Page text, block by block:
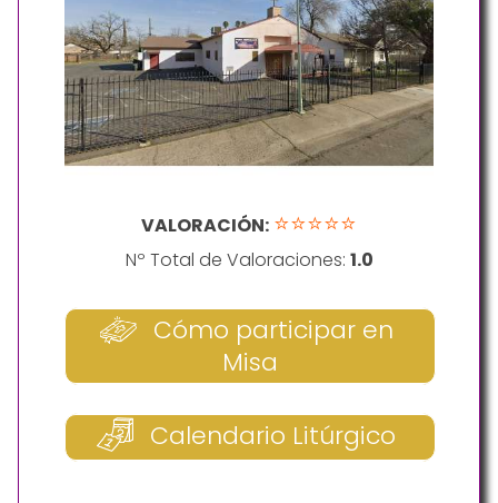
VALORACIÓN: ⭐⭐⭐⭐⭐
Nº Total de Valoraciones: 1.0
Cómo participar en
Misa
Calendario Litúrgico